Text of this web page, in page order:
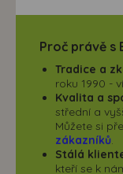
Proč právě s
Tradice a
roku 1990 -
Kvalita a
střední a
Můžete si
zákazníků
Stálá
kteří se k